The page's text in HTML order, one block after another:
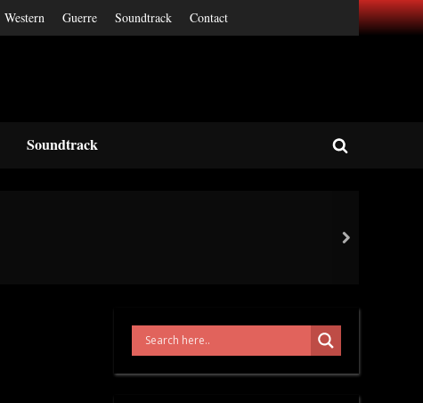
Western Guerre Soundtrack Contact
Soundtrack
Toggle
next